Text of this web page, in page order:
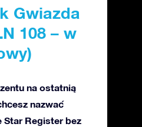
Gwiazda
108 – w
na ostatnią
nazwać
Star Register bez